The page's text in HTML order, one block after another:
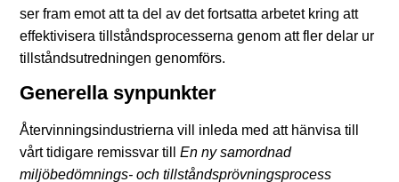
ser fram emot att ta del av det fortsatta arbetet kring att
effektivisera tillståndsprocesserna genom att fler delar ur
tillståndsutredningen genomförs.
Generella synpunkter
Återvinningsindustrierna vill inleda med att hänvisa till
vårt tidigare remissvar till En ny samordnad
miljöbedömnings- och tillståndsprövningsprocess